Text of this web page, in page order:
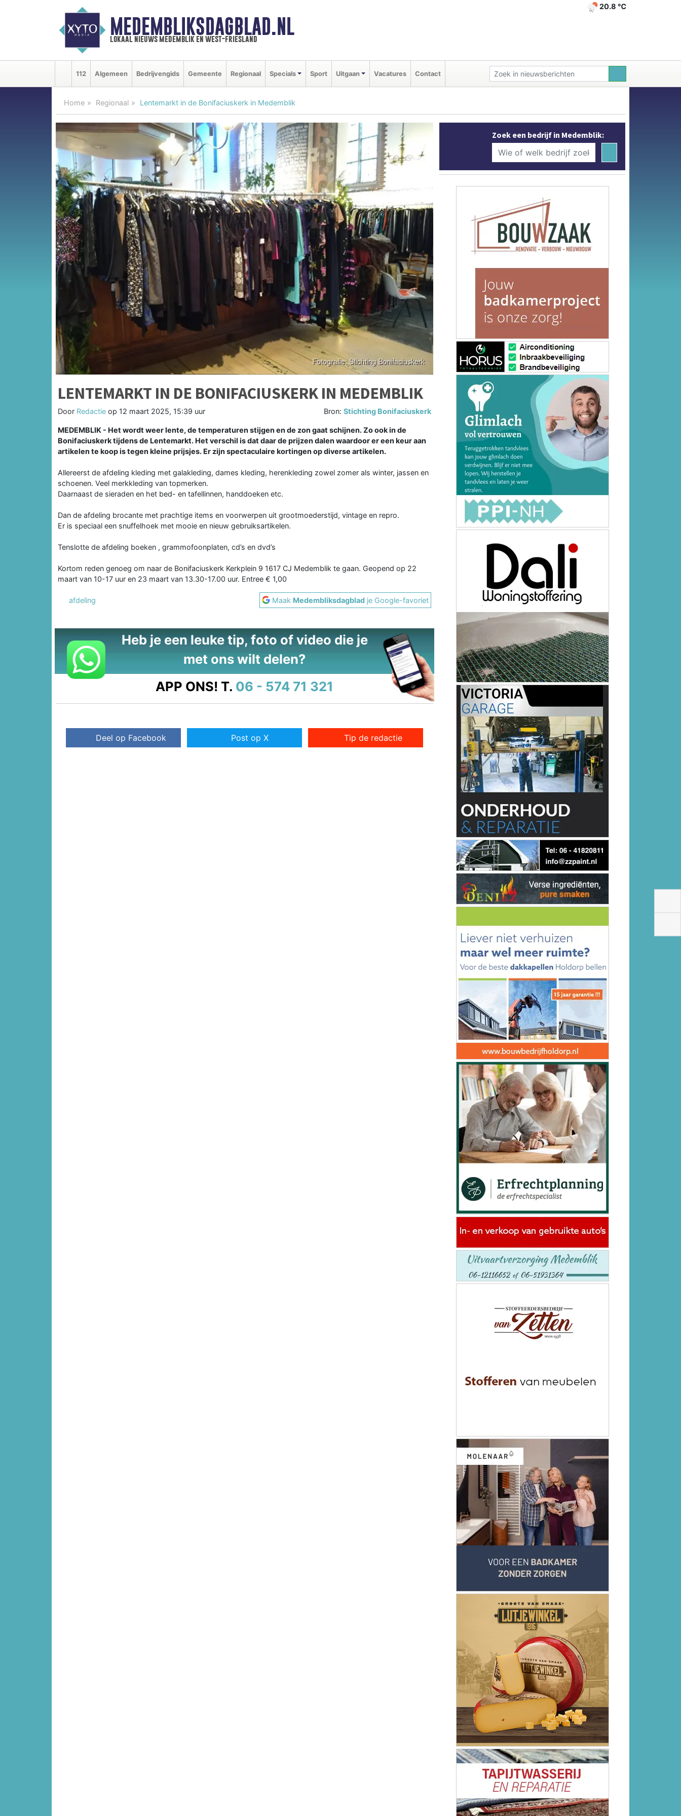
MEDEMBLIKSDAGBLAD.NL
lokaal nieuws medemblik en west-friesland
20.8 ℃
112 Algemeen Bedrijvengids Gemeente Regionaal Specials Sport Uitgaan Vacatures Contact
Home Regionaal Lentemarkt in de Bonifaciuskerk in Medemblik
LENTEMARKT IN DE BONIFACIUSKERK IN MEDEMBLIK
Door Redactie op 12 maart 2025, 15:39 uur Bron:Stichting Bonifaciuskerk
MEDEMBLIK - Het wordt weer lente, de temperaturen stijgen en de zon gaat schijnen. Zo ook in de
Bonifaciuskerk tijdens de Lentemarkt. Het verschil is dat daar de prijzen dalen waardoor er een keur aan
artikelen te koop is tegen kleine prijsjes. Er zijn spectaculaire kortingen op diverse artikelen.
Allereerst de afdeling kleding met galakleding, dames kleding, herenkleding zowel zomer als winter, jassen en
schoenen. Veel merkkleding van topmerken.
Daarnaast de sieraden en het bed- en tafellinnen, handdoeken etc.
Dan de afdeling brocante met prachtige items en voorwerpen uit grootmoederstijd, vintage en repro.
Er is speciaal een snuffelhoek met mooie en nieuw gebruiksartikelen.
Tenslotte de afdeling boeken , grammofoonplaten, cd’s en dvd’s
Kortom reden genoeg om naar de Bonifaciuskerk Kerkplein 9 1617 CJ Medemblik te gaan. Geopend op 22
maart van 10-17 uur en 23 maart van 13.30-17.00 uur. Entree € 1,00
afdeling Maak Medembliksdagblad je Google-favoriet
Heb je een leuke tip, foto of video die je
met ons wilt delen?
APP ONS! T. 06 - 574 71 321
Deel op Facebook Post op X Tip de redactie
Zoek een bedrijf in Medemblik: